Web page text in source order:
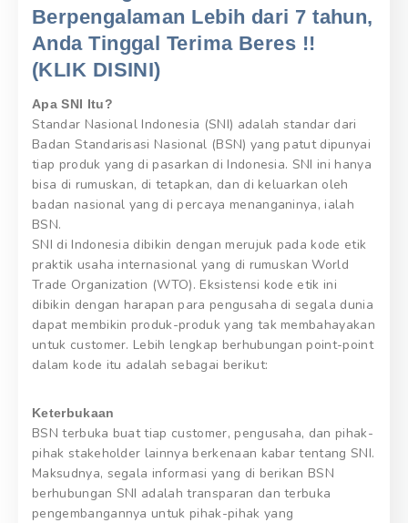
Berpengalaman Lebih dari 7 tahun,
Anda Tinggal Terima Beres !!
(KLIK DISINI)
Apa SNI Itu?
Standar Nasional Indonesia (SNI) adalah standar dari
Badan Standarisasi Nasional (BSN) yang patut dipunyai
tiap produk yang di pasarkan di Indonesia. SNI ini hanya
bisa di rumuskan, di tetapkan, dan di keluarkan oleh
badan nasional yang di percaya menanganinya, ialah
BSN.
SNI di Indonesia dibikin dengan merujuk pada kode etik
praktik usaha internasional yang di rumuskan World
Trade Organization (WTO). Eksistensi kode etik ini
dibikin dengan harapan para pengusaha di segala dunia
dapat membikin produk-produk yang tak membahayakan
untuk customer. Lebih lengkap berhubungan point-point
dalam kode itu adalah sebagai berikut:
Keterbukaan
BSN terbuka buat tiap customer, pengusaha, dan pihak-
pihak stakeholder lainnya berkenaan kabar tentang SNI.
Maksudnya, segala informasi yang di berikan BSN
berhubungan SNI adalah transparan dan terbuka
pengembangannya untuk pihak-pihak yang